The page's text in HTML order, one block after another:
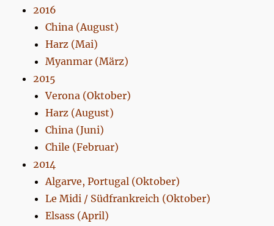
2016
China (August)
Harz (Mai)
Myanmar (März)
2015
Verona (Oktober)
Harz (August)
China (Juni)
Chile (Februar)
2014
Algarve, Portugal (Oktober)
Le Midi / Südfrankreich (Oktober)
Elsass (April)